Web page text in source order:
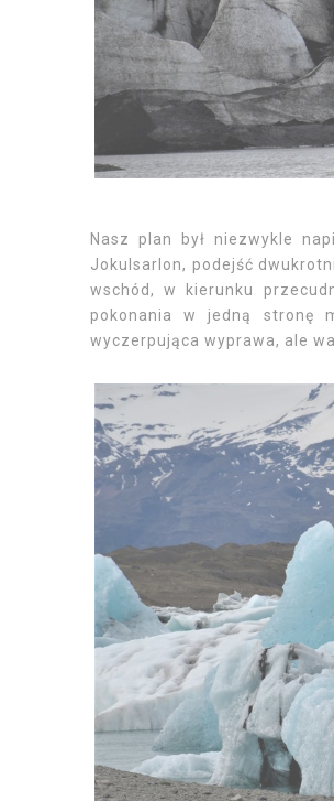
Nasz plan był niezwykle
Jokulsarlon, podejść
wschód, w kierunku
pokonania w jedną stronę
wyczerpująca wyprawa, ale